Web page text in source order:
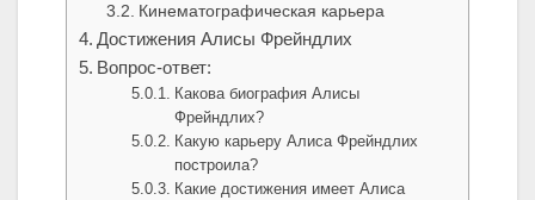
Кинематографическая карьера
Достижения Алисы Фрейндлих
Вопрос-ответ:
Какова биография Алисы
Фрейндлих?
Какую карьеру Алиса Фрейндлих
построила?
Какие достижения имеет Алиса